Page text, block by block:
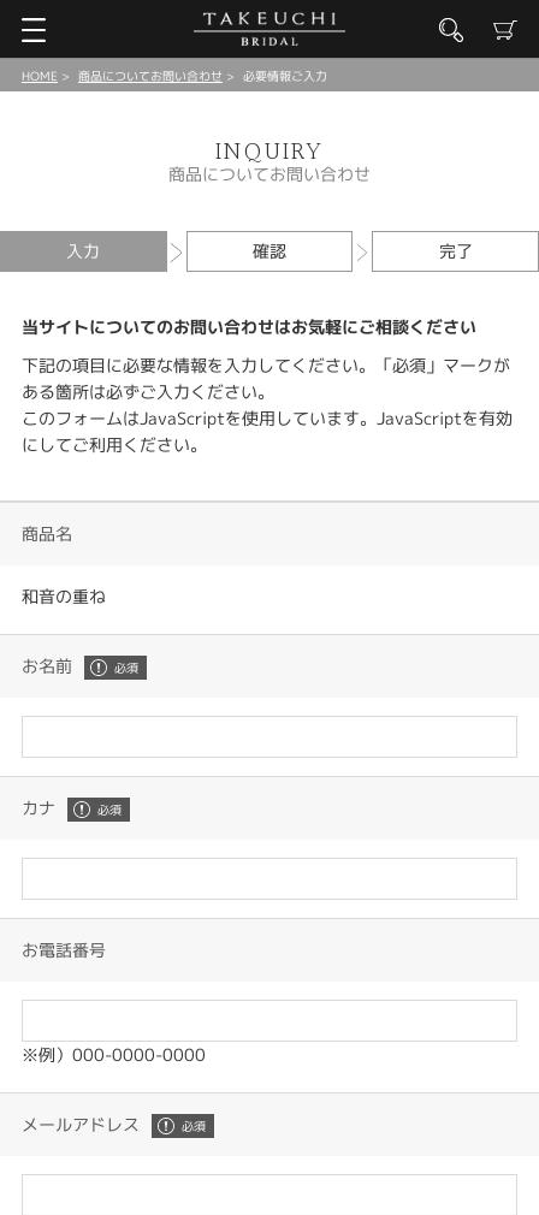
HOME 商品についてお問い合わせ 必要情報ご入力
INQUIRY
商品についてお問い合わせ
入力 確認 完了
当サイトについてのお問い合わせはお気軽にご相談ください
下記の項目に必要な情報を入力してください。「必須」マークが
ある箇所は必ずご入力ください。
このフォームはJavaScriptを使用しています。JavaScriptを有効
にしてご利用ください。
商品名
和音の重ね
お名前
カナ
お電話番号
※例）000-0000-0000
メールアドレス